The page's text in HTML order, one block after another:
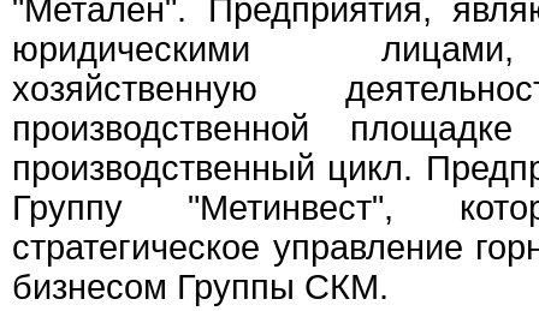
"Метален". Предприятия,
юридическими
хозяйственную
производственной
производственный цикл.
Группу "Метинвест",
стратегическое управление
бизнесом Группы СКМ.